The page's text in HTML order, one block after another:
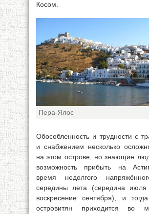
Косом.
Пера-Ялос
Обособленность и трудности с
и снабжением несколько
на этом острове, но знающие
возможность прибыть на
время недолгого
середины лета (середина
воскресение сентября), и
островитян приходится во